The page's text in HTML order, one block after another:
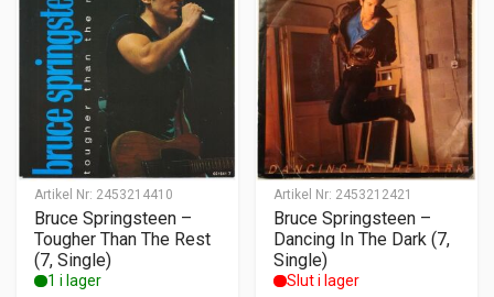
Artikel Nr: 2453214410
Bruce Springsteen –
Tougher Than The Rest
(7, Single)
1 i lager
Artikel Nr: 2453212421
Bruce Springsteen –
Dancing In The Dark (7,
Single)
Slut i lager